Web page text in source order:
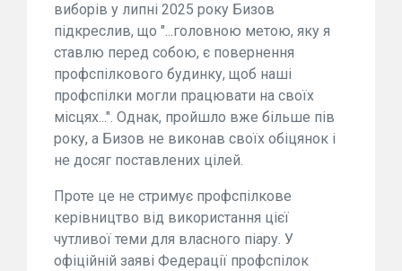
виборів у липні 2025 року Бизов
підкреслив, що "...головною метою, яку я
ставлю перед собою, є повернення
профспілкового будинку, щоб наші
профспілки могли працювати на своїх
місцях...". Однак, пройшло вже більше пів
року, а Бизов не виконав своїх обіцянок і
не досяг поставлених цілей.
Проте це не стримує профспілкове
керівництво від використання цієї
чутливої теми для власного піару. У
офіційній заяві Федерації профспілок